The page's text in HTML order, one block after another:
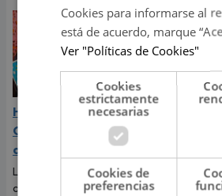
Horóscopo de Josie Diez
Canseco hoy martes 4 de
agosto de 2026
La gran Josie Diez Canseco te
cuenta qué te depara tu signo
La
Cookies para informarse al
está de acuerdo, marque
Ver "Políticas de Cookies"
Cookies
estrictamente
necesarias
Cookies de
preferencias